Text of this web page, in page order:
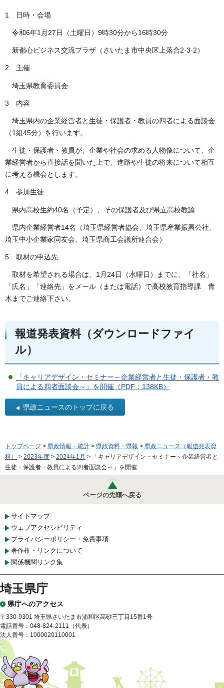
1 日時・会場
令和6年1月27日（土曜日）9時30分から16時30分
新都心ビジネス交流プラザ（さいたま市中央区上落合2-3-2）
2 主催
埼玉県教育委員会
3 内容
埼玉県内の企業経営者と生徒・保護者・教員の四者による面談会
（1組45分）を行います。
生徒・保護者・教員が、企業や社会の求める人物像について、企
業経営者から直接話を聞いた上で、進路や生徒の将来について相互
に考える機会とします。
4 参加生徒
県内高校生約40名（予定）、その保護者及び県立高校教諭
県内企業経営者14名（埼玉県経営者協会、埼玉県産業振興公社、
埼玉中小企業家同友会、埼玉県商工会議所連合会）
5 取材の申込先
取材を希望される場合は、1月24日（水曜日）までに、「社名」
「氏名」「連絡先」をメール（または電話）で高校教育指導課 青
木までご連絡下さい。
報道発表資料（ダウンロードファイ
ル）
「キャリアデザイン・セミナー～企業経営者と生徒・保護者・教
員による四者面談会～」を開催（PDF：138KB）
県政ニュースのトップに戻る
トップページ > 県政情報・統計 > 県政資料・県報 > 県政ニュース（報道発表資
料）
> 2023年度 > 2024年1月 > 「キャリアデザイン・セミナー～企業経営者と
生徒・保護者・教員による四者面談会～」を開催
ページの先頭へ戻る
サイトマップ
ウェブアクセシビリティ
プライバシーポリシー・免責事項
著作権・リンクについて
関係機関リンク集
埼玉県庁
県庁へのアクセス
〒330-9301 埼玉県さいたま市浦和区高砂三丁目15番1号
電話番号：048-824-2111（代表）
法人番号：1000020110001